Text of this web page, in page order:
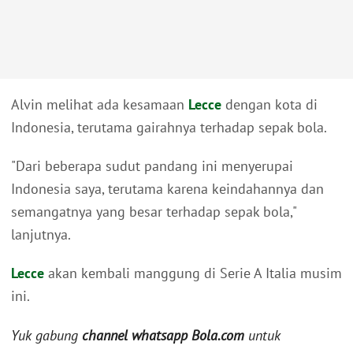
Alvin melihat ada kesamaan Lecce dengan kota di
Indonesia, terutama gairahnya terhadap sepak bola.
"Dari beberapa sudut pandang ini menyerupai
Indonesia saya, terutama karena keindahannya dan
semangatnya yang besar terhadap sepak bola,"
lanjutnya.
Lecce akan kembali manggung di Serie A Italia musim
ini.
Yuk gabung channel whatsapp Bola.com untuk